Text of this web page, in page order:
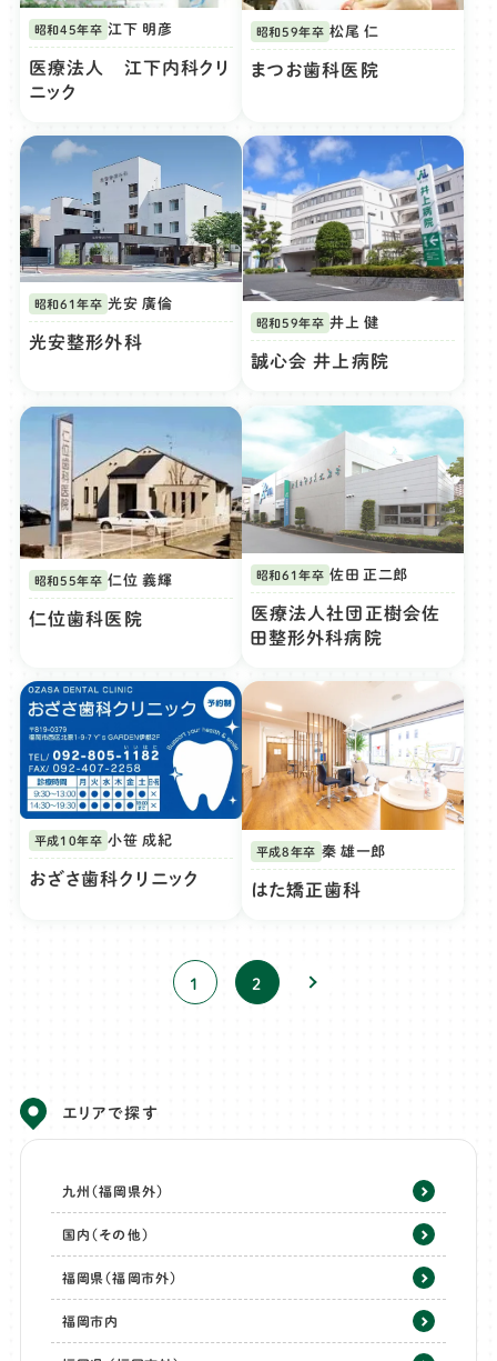
エリアで探す
九州（福岡県外）
国内（その他）
福岡県（福岡市外）
福岡市内
昭和45年卒 江下 明彦
医療法人 江下内科クリ
ニック
昭和59年卒 松尾 仁
まつお歯科医院
昭和61年卒 光安 廣倫
光安整形外科
昭和59年卒 井上 健
誠心会 井上病院
昭和55年卒 仁位 義輝
仁位歯科医院
昭和61年卒 佐田 正二郎
医療法人社団正樹会佐
田整形外科病院
平成10年卒 小笹 成紀
おざさ歯科クリニック
平成8年卒 秦 雄一郎
はた矯正歯科
1 2